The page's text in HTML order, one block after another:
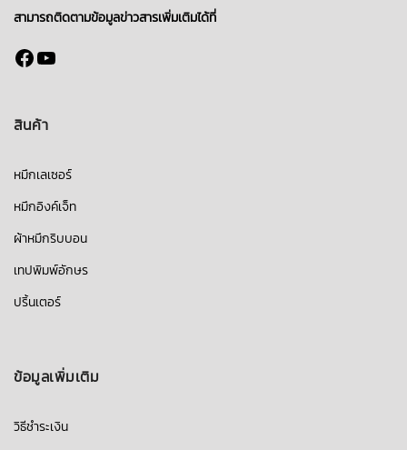
สามารถติดตามข้อมูลข่าวสารเพิ่มเติมได้ที่
Facebook
YouTube
สินค้า
หมึกเลเซอร์
หมึกอิงค์เจ็ท
ผ้าหมึกริบบอน
เทปพิมพ์อักษร
ปริ้นเตอร์
ข้อมูลเพิ่มเติม
วิธีชำระเงิน